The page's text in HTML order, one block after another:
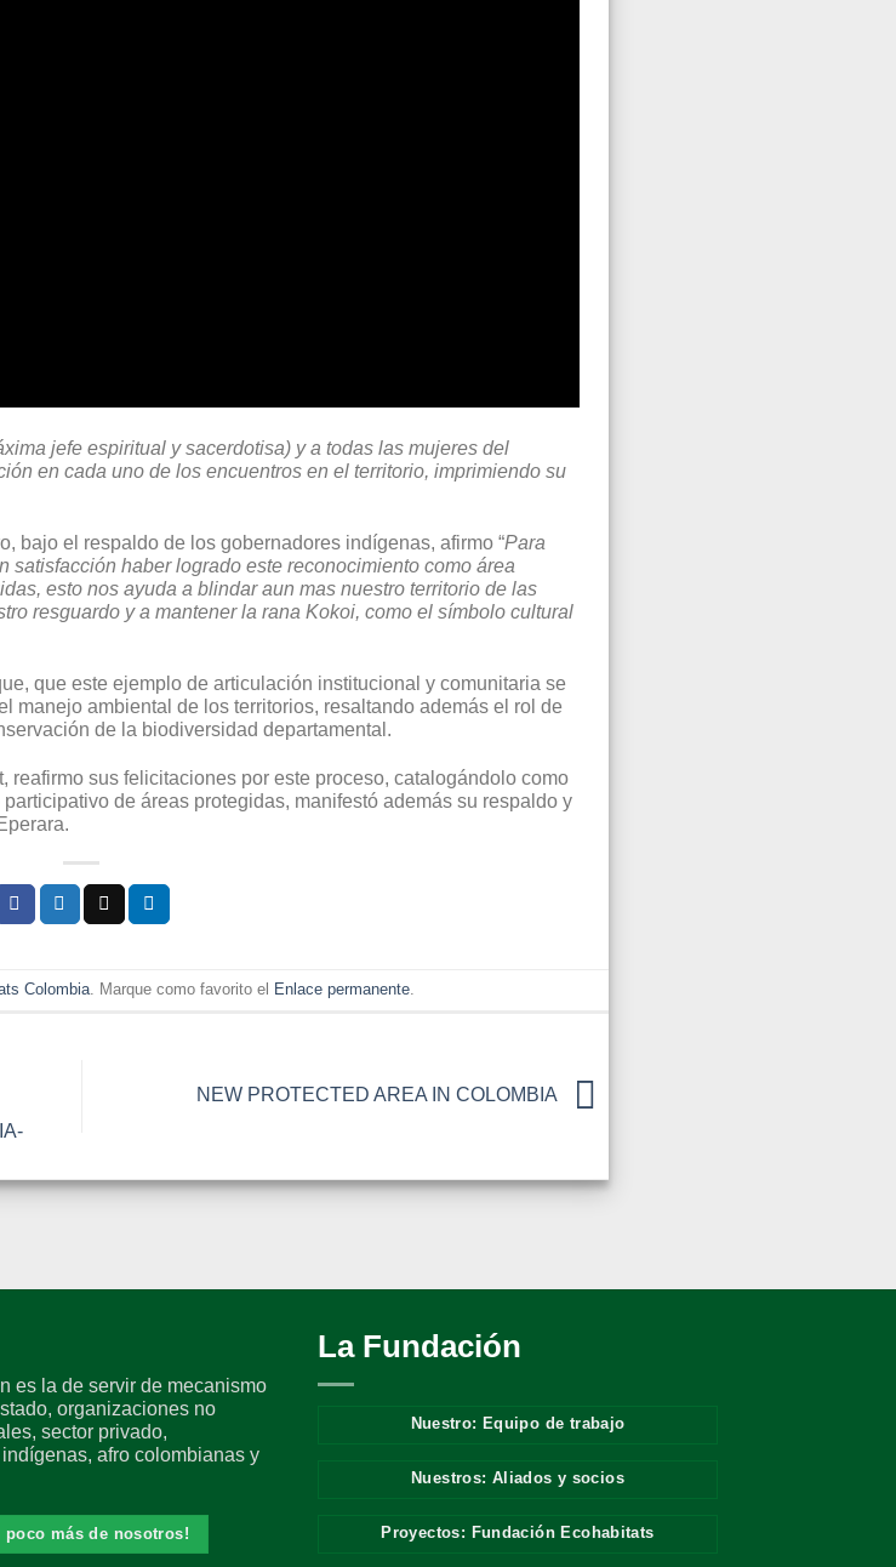
jefe espiritual y sacerdotisa) y a todas las mujeres del
en cada uno de los encuentros en el territorio, imprimiendo su
bajo el respaldo de los gobernadores indígenas, afirmo “Para
satisfacción haber logrado este reconocimiento como área
esto nos ayuda a blindar aun mas nuestro territorio de las
resguardo y a mantener la rana Kokoi, como el símbolo cultural
que este ejemplo de articulación institucional y comunitaria se
manejo ambiental de los territorios, resaltando además el rol de
de la biodiversidad departamental.
reafirmo sus felicitaciones por este proceso, catalogándolo como
de áreas protegidas, manifestó además su respaldo y
Colombia. Marque como favorito el Enlace permanente.
NEW PROTECTED AREA IN COLOMBIA
es la de servir de mecanismo
organizaciones no
sector privado,
afro colombianas y
poco más de nosotros!
La Fundación
Nuestro: Equipo de trabajo
Nuestros: Aliados y socios
Proyectos: Fundación Ecohabitats